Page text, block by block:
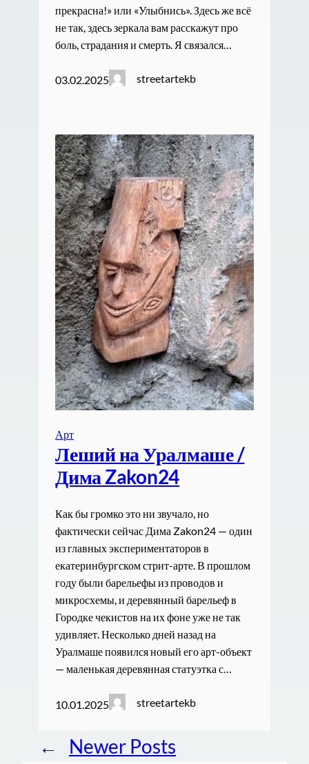
прекрасна!» или «Улыбнись». Здесь же всё
не так, здесь зеркала вам расскажут про
боль, страдания и смерть. Я связался…
03.02.2025 streetartekb
Арт
Леший на Уралмаше /
Дима Zakon24
Как бы громко это ни звучало, но
фактически сейчас Дима Zakon24 — один
из главных экспериментаторов в
екатеринбургском стрит-арте. В прошлом
году были барельефы из проводов и
микросхемы, и деревянный барельеф в
Городке чекистов на их фоне уже не так
удивляет. Несколько дней назад на
Уралмаше появился новый его арт-объект
— маленькая деревянная статуэтка с…
10.01.2025 streetartekb
← Newer Posts